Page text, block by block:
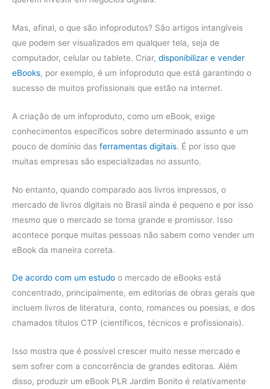
Mas, afinal, o que são infoprodutos? São artigos intangíveis
que podem ser visualizados em qualquer tela, seja de
computador, celular ou tablete. Criar, disponibilizar e vender
eBooks, por exemplo, é um infoproduto que está garantindo o
sucesso de muitos profissionais que estão na internet.
A criação de um infoproduto, como um eBook, exige
conhecimentos específicos sobre determinado assunto e um
pouco de domínio das ferramentas digitais. É por isso que
muitas empresas são especializadas no assunto.
No entanto, quando comparado aos livros impressos, o
mercado de livros digitais no Brasil ainda é pequeno e por isso
mesmo que o mercado se torna grande e promissor. Isso
acontece porque muitas pessoas não sabem como vender um
eBook da maneira correta.
De acordo com um estudo o mercado de eBooks está
concentrado, principalmente, em editorias de obras gerais que
incluem livros de literatura, conto, romances ou poesias, e dos
chamados títulos CTP (científicos, técnicos e profissionais).
Isso mostra que é possível crescer muito nesse mercado e
sem sofrer com a concorrência de grandes editoras. Além
disso, produzir um eBook PLR Jardim Bonito é relativamente